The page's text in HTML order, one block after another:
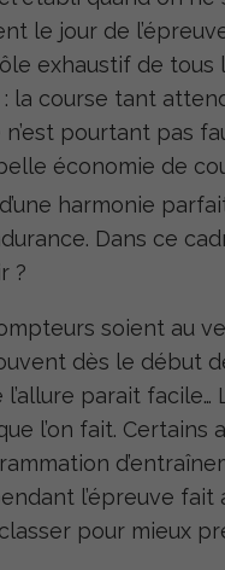
le jour de
exhaustif de
: la course tant
n’est pourtant pas
économie de
d’une harmonie
Dans ce
?
soient au
dès le début
parait
l’on fait.
l’épreuve fait
pour mieux